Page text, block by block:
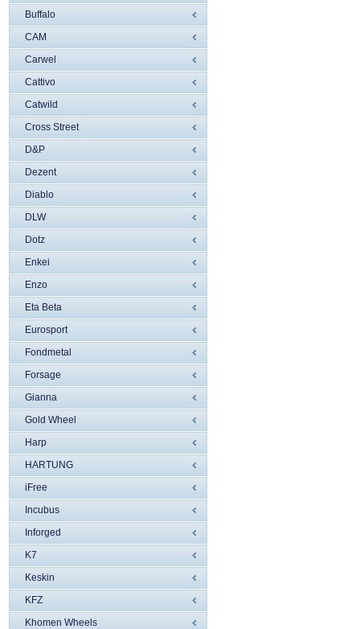
Buffalo
CAM
Carwel
Cattivo
Catwild
Cross Street
D&P
Dezent
Diablo
DLW
Dotz
Enkei
Enzo
Eta Beta
Eurosport
Fondmetal
Forsage
Gianna
Gold Wheel
Harp
HARTUNG
iFree
Incubus
Inforged
K7
Keskin
KFZ
Khomen Wheels